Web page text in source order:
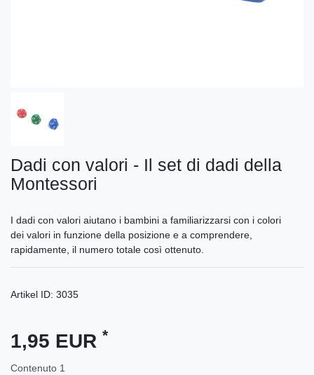
Dadi con valori - Il set di dadi della
Montessori
I dadi con valori aiutano i bambini a familiarizzarsi con i colori
dei valori in funzione della posizione e a comprendere,
rapidamente, il numero totale così ottenuto.
Artikel ID: 3035
1,95 EUR *
Contenuto 1